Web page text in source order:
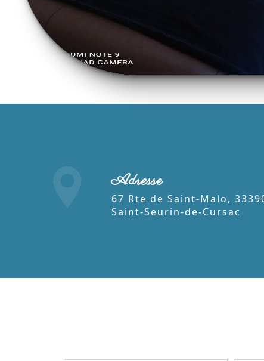
Adresse
67 Rte de Saint-Malo, 33390
Saint-Seurin-de-Cursac